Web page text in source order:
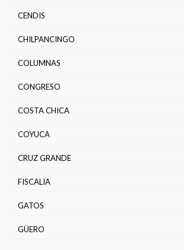
CENDIS
CHILPANCINGO
COLUMNAS
CONGRESO
COSTA CHICA
COYUCA
CRUZ GRANDE
FISCALIA
GATOS
GÜERO